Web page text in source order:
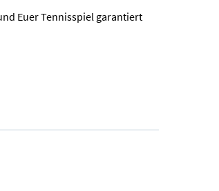
Euer Tennisspiel garantiert